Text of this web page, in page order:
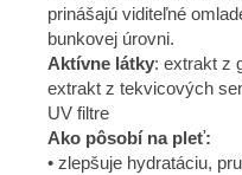
prinášajú viditeľné
bunkovej úrovni.
Aktívne látky: extrakt z
extrakt z tekvicových
UV filtre
Ako pôsobí na pleť:
• zlepšuje hydratáciu,